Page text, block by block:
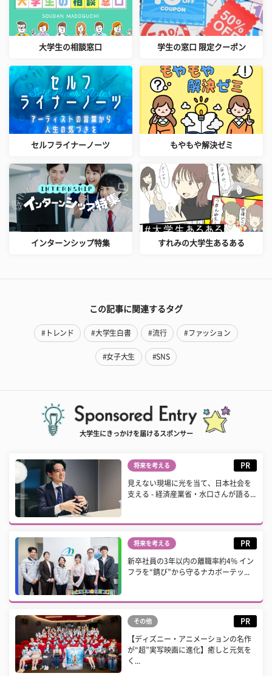
大学生の相談窓口 学生の窓口 限定クーポン
セルフライナーノーツ もやもや解決ゼミ
インターンシップ特集 すれみの大学生あるある
この記事に関連するタグ
#トレンド #大学生白書 #流行 #ファッション
#女子大生 #SNS
大学生にきっかけを届けるスポンサー
将来を考える PR
見えない現場に光を当て、日本社会を
支える - 経済産業省・水口さんが語る...
将来を考える PR
新卒社員の3年以内の離職率約4% イン
フラを“錆び”から守るナカボーテッ...
その他 PR
【ディズニー・アニメーションの名作
が“超”実写映画に進化】癒しと元気を
く...